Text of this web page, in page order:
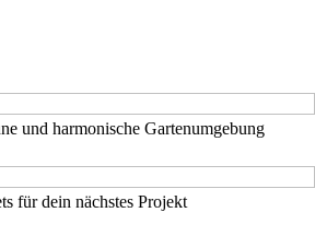
und harmonische Gartenumgebung
für dein nächstes Projekt